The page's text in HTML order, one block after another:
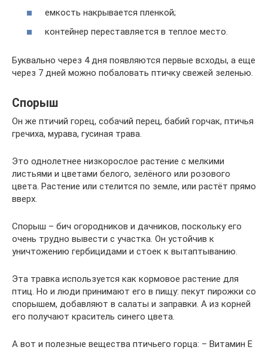
емкость накрывается пленкой;
контейнер переставляется в теплое место.
Буквально через 4 дня появляются первые всходы, а еще
через 7 дней можно побаловать птичку свежей зеленью.
Спорыш
Он же птичий горец, собачий перец, бабий горчак, птичья
гречиха, мурава, гусиная трава.
Это однолетнее низкорослое растение с мелкими
листьями и цветами белого, зелёного или розового
цвета. Растение или стелится по земле, или растёт прямо
вверх.
Спорыш – бич огородников и дачников, поскольку его
очень трудно вывести с участка. Он устойчив к
уничтожению гербицидами и стоек к вытаптыванию.
Эта травка используется как кормовое растение для
птиц. Но и люди принимают его в пищу: пекут пирожки со
спорышем, добавляют в салаты и заправки. А из корней
его получают краситель синего цвета.
А вот и полезные вещества птичьего горца: – Витамин E